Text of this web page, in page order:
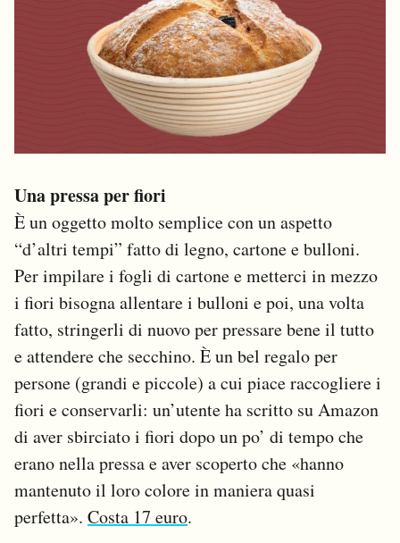
Una pressa per fiori
È un oggetto molto semplice con un aspetto
“d’altri tempi” fatto di legno, cartone e bulloni.
Per impilare i fogli di cartone e metterci in mezzo
i fiori bisogna allentare i bulloni e poi, una volta
fatto, stringerli di nuovo per pressare bene il tutto
e attendere che secchino. È un bel regalo per
persone (grandi e piccole) a cui piace raccogliere i
fiori e conservarli: un’utente ha scritto su Amazon
di aver sbirciato i fiori dopo un po’ di tempo che
erano nella pressa e aver scoperto che «hanno
mantenuto il loro colore in maniera quasi
perfetta». Costa 17 euro.